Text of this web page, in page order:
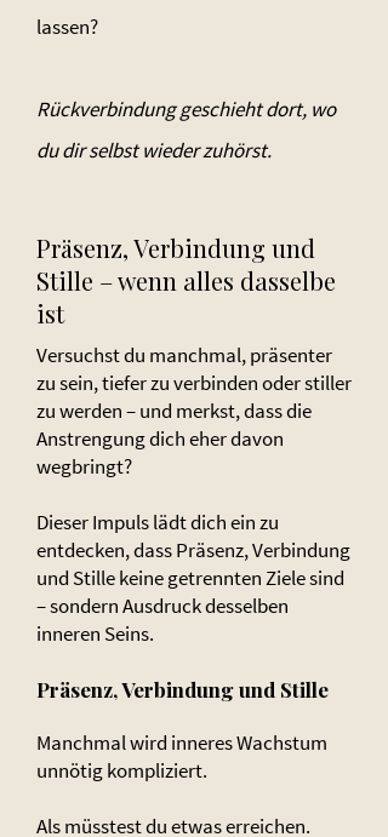
lassen?
Rückverbindung geschieht dort, wo
du dir selbst wieder zuhörst.
Präsenz, Verbindung und
Stille – wenn alles dasselbe
ist
Versuchst du manchmal, präsenter
zu sein, tiefer zu verbinden oder stiller
zu werden – und merkst, dass die
Anstrengung dich eher davon
wegbringt?
Dieser Impuls lädt dich ein zu
entdecken, dass Präsenz, Verbindung
und Stille keine getrennten Ziele sind
– sondern Ausdruck desselben
inneren Seins.
Präsenz, Verbindung und Stille
Manchmal wird inneres Wachstum
unnötig kompliziert.
Als müsstest du etwas erreichen.